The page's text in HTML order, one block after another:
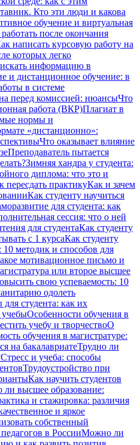
Кто эти люди и какова
обучение и виртуальная
после окончания
написать курсовую работу на
которых легко
информацию в
и дистанционное обучение: в
в системе
перед комиссией: нюансыЧто
работа (ВКР)Плагиат в
нормы и
«дистанционно»:
Что оказывает влияние
Преподаватель пытается
Зимняя хандра у студента:
диплома: что это и
пересдать практикуКак и зачем
Как студенту научиться
для студента: как
сессия: что о ней
для студентаКак студенту
с 1 курсаКак студенту
10 методик и способов для
мотивационное письмо и
или второе высшее
свою успеваемость: 10
одолеть
студента: как их
учебыОсобенности обучения в
учебу и творчествоО
обучения в магистратуре:
на бакалавриатеТрудно ли
Стресс и учеба: способы
Трудоустройство при
Как научить студентов
ли высшее образование:
и стажировка: различия
и яркое
собственный
в РоссииМожно ли